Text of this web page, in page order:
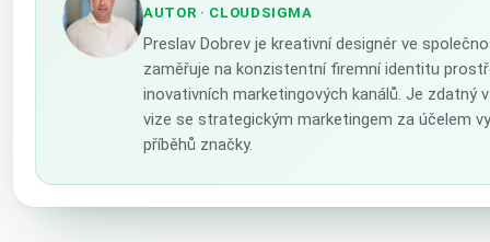
AUTOR · CLOUDSIGMA
Preslav Dobrev je kreativní designér ve
zaměřuje na konzistentní firemní identitu
inovativních marketingových kanálů. Je zdatný
vize se strategickým marketingem za účelem
příběhů značky.